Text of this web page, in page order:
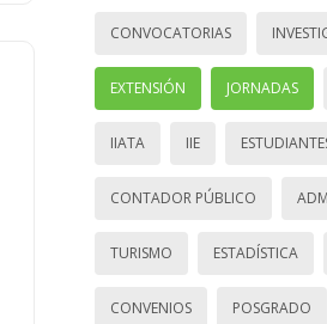
CONVOCATORIAS
EXTENSIÓN JORNADAS
IIATA IIE
CONTADOR PÚBLICO
TURISMO ESTADÍSTICA
CONVENIOS POSGRADO